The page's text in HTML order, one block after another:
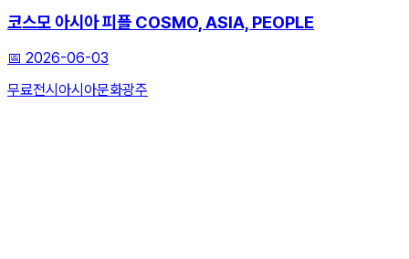
코스모 아시아 피플 COSMO, ASIA, PEOPLE
📅 2026-06-03
무료전시 아시아문화광주